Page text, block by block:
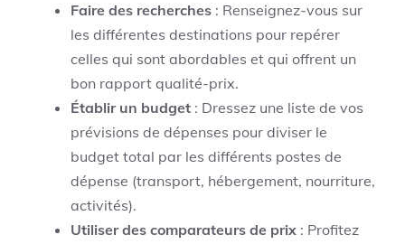
Faire des recherches : Renseignez-vous sur
les différentes destinations pour repérer
celles qui sont abordables et qui offrent un
bon rapport qualité-prix.
Établir un budget : Dressez une liste de vos
prévisions de dépenses pour diviser le
budget total par les différents postes de
dépense (transport, hébergement, nourriture,
activités).
Utiliser des comparateurs de prix : Profitez